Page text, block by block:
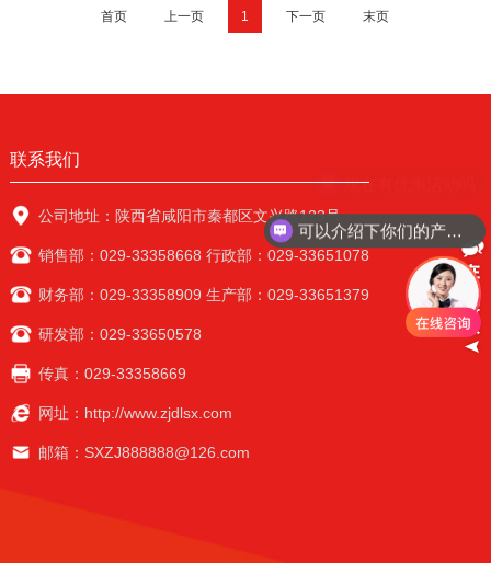
首页 上一页 1 下一页 末页
联系我们
公司地址：陕西省咸阳市秦都区文兴路123号
销售部：029-33358668 行政部：029-33651078
财务部：029-33358909 生产部：029-33651379
研发部：029-33650578
传真：029-33358669
网址：http://www.zjdlsx.com
邮箱：SXZJ888888@126.com
可以介绍下你们的产品么
现在有优惠活动吗